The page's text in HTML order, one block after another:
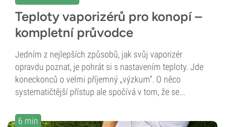
Teploty vaporizérů pro konopí –
kompletní průvodce
Jedním z nejlepších způsobů, jak svůj vaporizér
opravdu poznat, je pohrát si s nastavením teploty. Jde
koneckonců o velmi příjemný „výzkum“. O něco
systematičtější přístup ale spočívá v tom, že se...
6 min